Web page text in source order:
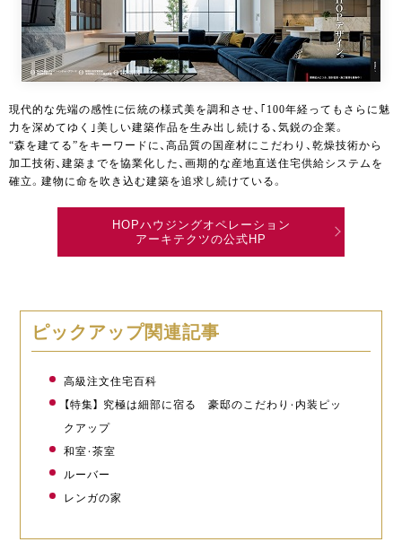
現代的な先端の感性に伝統の様式美を調和させ、｢100年経ってもさらに魅
力を深めてゆく｣美しい建築作品を生み出し続ける、気鋭の企業。
“森を建てる”をキーワードに、高品質の国産材にこだわり、乾燥技術から
加工技術、建築までを協業化した、画期的な産地直送住宅供給システムを
確立。建物に命を吹き込む建築を追求し続けている。
HOPハウジングオペレーション
アーキテクツの公式HP
ピックアップ関連記事
高級注文住宅百科
【特集】 究極は細部に宿る 豪邸のこだわり・内装ピッ
クアップ
和室・茶室
ルーバー
レンガの家